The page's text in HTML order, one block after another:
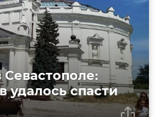
удалось спасти